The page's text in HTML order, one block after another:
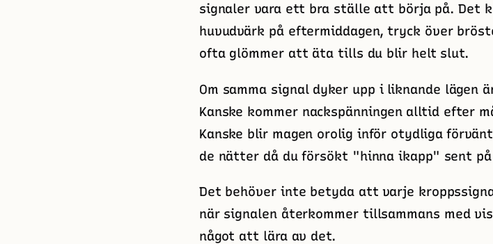
signaler vara ett bra ställe att börja på. Det
huvudvärk på eftermiddagen, tryck över
ofta glömmer att äta tills du blir helt slut.
Om samma signal dyker upp i liknande lägen
Kanske kommer nackspänningen alltid efter
Kanske blir magen orolig inför otydliga
de nätter då du försökt "hinna ikapp" sent
Det behöver inte betyda att varje
när signalen återkommer tillsammans med
något att lära av det.